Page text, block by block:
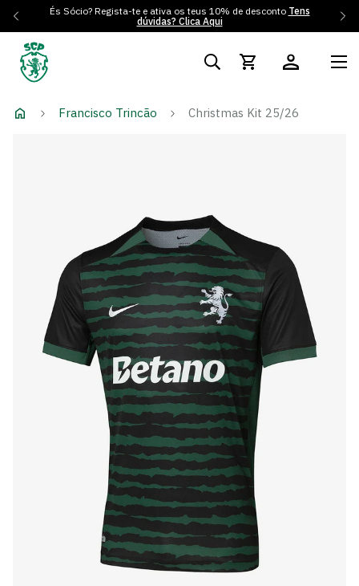
És Sócio? Regista-te e ativa os teus 10% de desconto Tens
dúvidas? Clica Aqui
Francisco Trincão Christmas Kit 25/26